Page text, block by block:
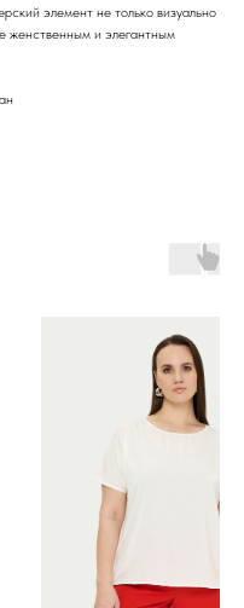
элемент не только визуально
женственным и элегантным